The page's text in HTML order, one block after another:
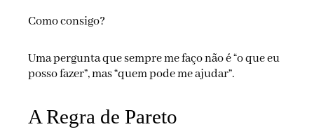
Como consigo?
Uma pergunta que sempre me faço não é “o que eu
posso fazer”, mas “quem pode me ajudar”.
A Regra de Pareto